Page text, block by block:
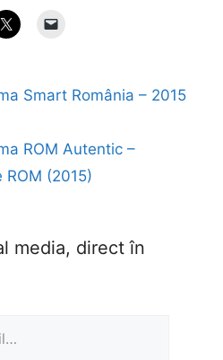
Smart România – 2015
ROM Autentic –
(2015)
media, direct în